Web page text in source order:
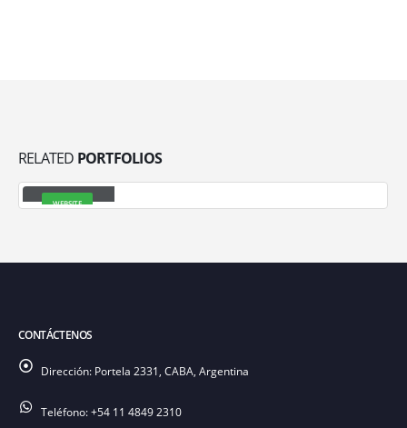
RELATED PORTFOLIOS
WEBSITE
CONTÁCTENOS
Dirección: Portela 2331, CABA, Argentina
Teléfono:+54 11 4849 2310